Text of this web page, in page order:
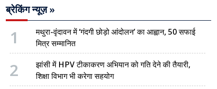
ब्रेकिंग न्यूज़ »
1
मथुरा-वृंदावन में ‘गंदगी छोड़ो आंदोलन’ का आह्वान, 50 सफाई
मित्र सम्मानित
2
झांसी में HPV टीकाकरण अभियान को गति देने की तैयारी,
शिक्षा विभाग भी करेगा सहयोग